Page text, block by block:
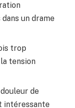
un drame
trop
tension
douleur de
intéressante